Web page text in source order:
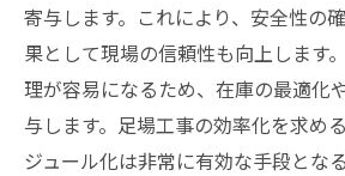
寄与します。これにより、安全性の
果として現場の信頼性も向上します
理が容易になるため、在庫の最適化
与します。足場工事の効率化を求め
ジュール化は非常に有効な手段とな